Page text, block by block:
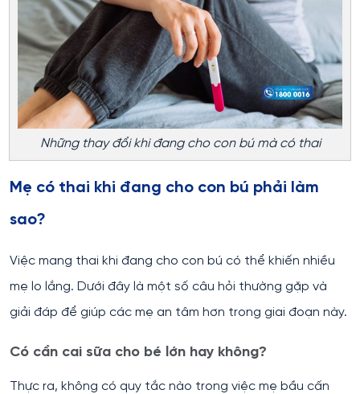
Những thay đổi khi đang cho con bú mà có thai
Mẹ có thai khi đang cho con bú phải làm
sao?
Việc mang thai khi đang cho con bú có thể khiến nhiều
mẹ lo lắng. Dưới đây là một số câu hỏi thường gặp và
giải đáp để giúp các mẹ an tâm hơn trong giai đoạn này.
Có cần cai sữa cho bé lớn hay không?
Thực ra, không có quy tắc nào trong việc mẹ bầu cấn